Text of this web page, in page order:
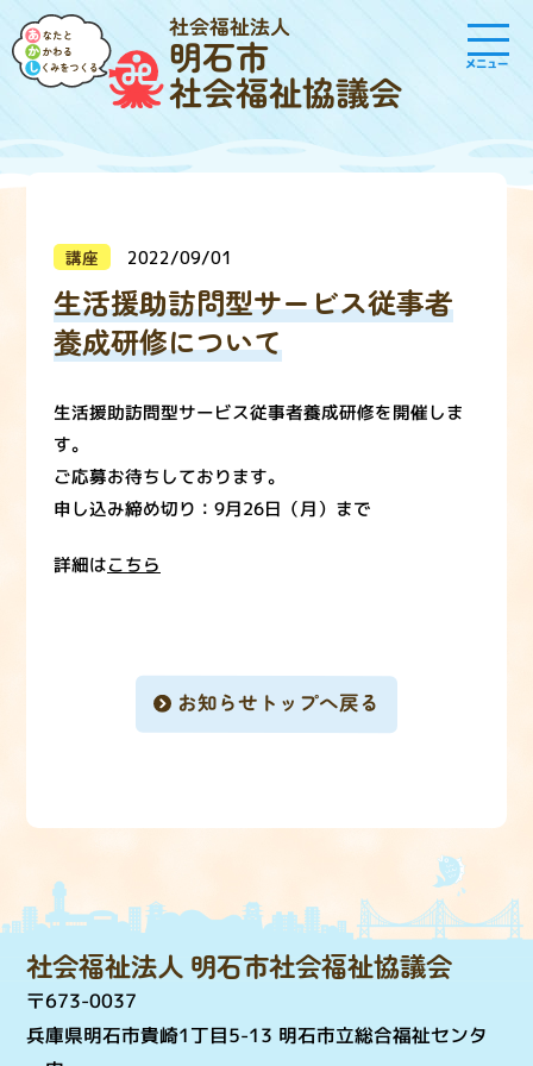
社会福祉法人
明石市
社会福祉協議会
メニュー
講座 2022/09/01
生活援助訪問型サービス従事者
養成研修について
生活援助訪問型サービス従事者養成研修を開催しま
す。
ご応募お待ちしております。
申し込み締め切り：9月26日（月）まで
詳細はこちら
お知らせトップへ戻る
社会福祉法人 明石市社会福祉協議会
〒673-0037
兵庫県明石市貴崎1丁目5-13 明石市立総合福祉センタ